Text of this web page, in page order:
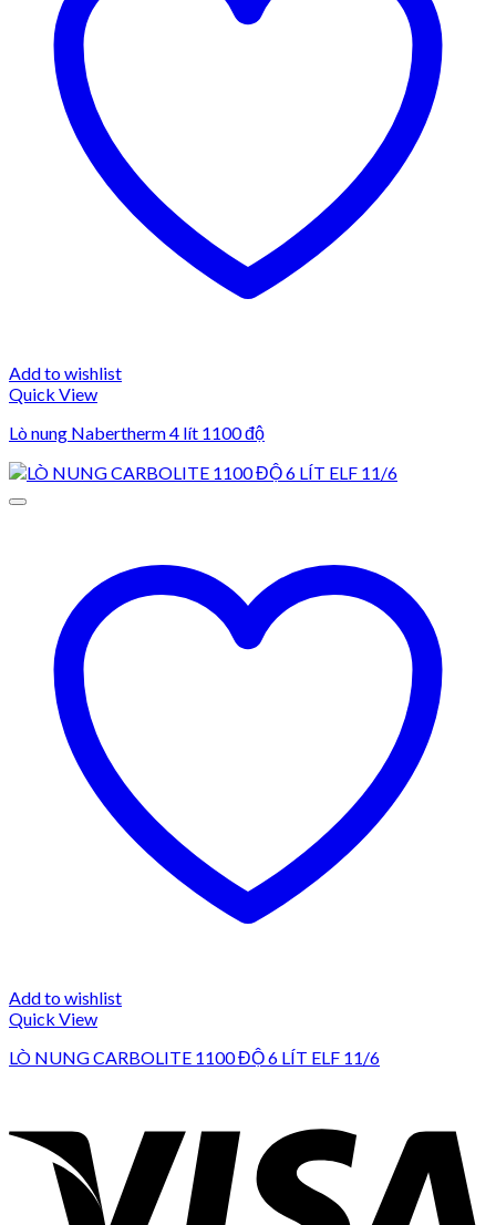
Add to wishlist
Quick View
Lò nung Nabertherm 4 lít 1100 độ
Add to wishlist
Quick View
LÒ NUNG CARBOLITE 1100 ĐỘ 6 LÍT ELF 11/6